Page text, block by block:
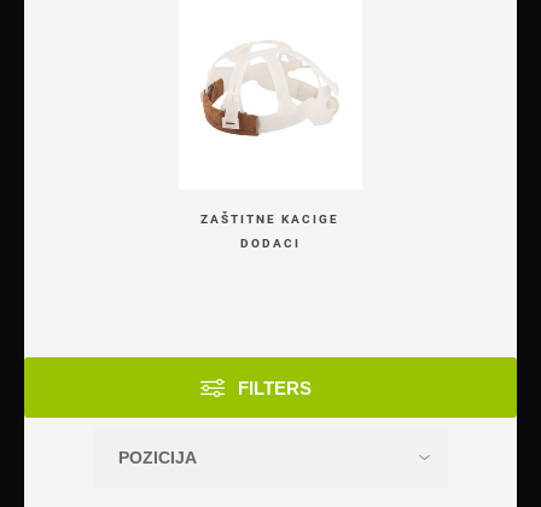
ZAŠTITNE KACIGE
DODACI
FILTERS